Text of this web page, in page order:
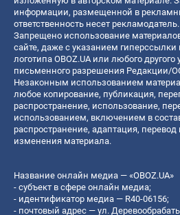
информации, размещенной в
ответственность несет рекламодатель.
Запрещено использование
сайте, даже с указанием гиперссылки
логотипа OBOZ.UA или любого
письменного разрешения Редакции/
Незаконным использованием
любое копирование, публикация,
распространение, использование,
использованием, включением в
распространение, адаптация,
изменения материала.
Название онлайн медиа — «OBOZ.UA»
- субъект в сфере онлайн медиа;
- идентификатор медиа — R40-06156;
- почтовый адрес — ул.